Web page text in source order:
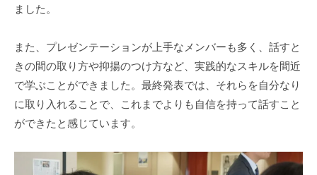
ました。
また、プレゼンテーションが上手なメンバーも多く、話すと
きの間の取り方や抑揚のつけ方など、実践的なスキルを間近
で学ぶことができました。最終発表では、それらを自分なり
に取り入れることで、これまでよりも自信を持って話すこと
ができたと感じています。